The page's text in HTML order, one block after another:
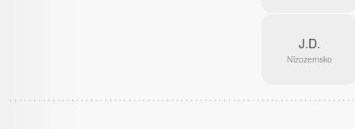
J.D.
Nizozemsko